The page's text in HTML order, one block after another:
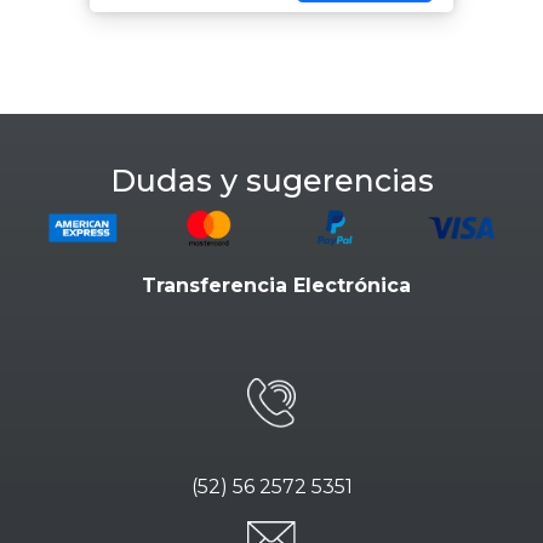
Dudas y sugerencias
Transferencia Electrónica
(52) 56 2572 5351